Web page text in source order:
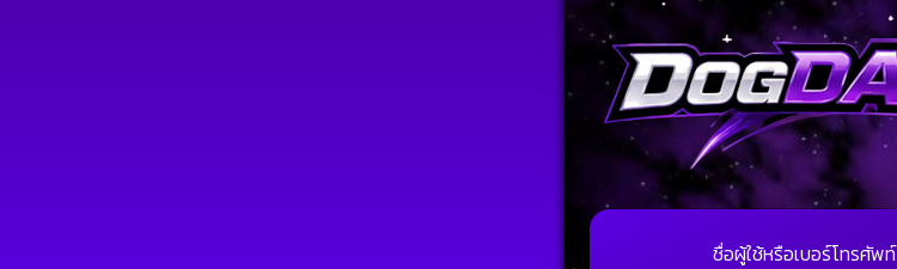
ชื่อผู้ใช้หรือเบอร์โทรศัพท์